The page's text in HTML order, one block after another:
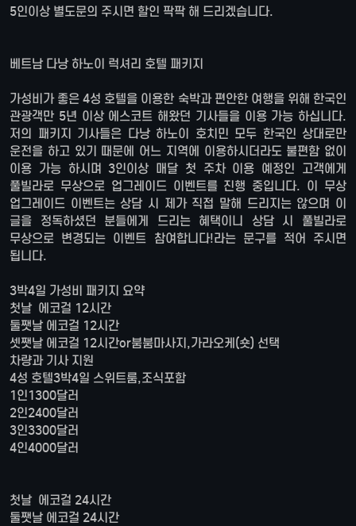
5인이상 별도문의 주시면 할인 팍팍 해 드리겠습니다.
베트남 다낭 하노이 럭셔리 호텔 패키지
가성비가 좋은 4성 호텔을 이용한 숙박과 편안한 여행을 위해 한국인
관광객만 5년 이상 에스코트 해왔던 기사들을 이용 가능 하십니다.
저의 패키지 기사들은 다낭 하노이 호치민 모두 한국인 상대로만
운전을 하고 있기 때문에 어느 지역에 이용하시더라도 불편함 없이
이용 가능 하시며 3인이상 매달 첫 주차 이용 예정인 고객에게
풀빌라로 무상으로 업그레이드 이벤트를 진행 중입니다. 이 무상
업그레이드 이벤트는 상담 시 제가 직접 말해 드리지는 않으며 이
글을 정독하셨던 분들에게 드리는 혜택이니 상담 시 풀빌라로
무상으로 변경되는 이벤트 참여합니다!라는 문구를 적어 주시면
됩니다.
3박4일 가성비 패키지 요약
첫날 에코걸 12시간
둘쨋날 에코걸 12시간
셋쨋날 에코걸 12시간or붐붐마사지,가라오케(숏) 선택
차량과 기사 지원
4성 호텔3박4일 스위트룸,조식포함
1인1300달러
2인2400달러
3인3300달러
4인4000달러
첫날 에코걸 24시간
둘쨋날 에코걸 24시간